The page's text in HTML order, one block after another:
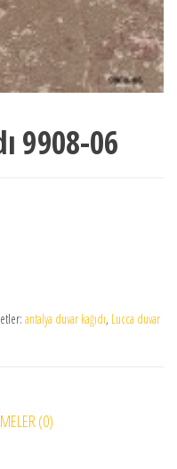
9908-06
antalya duvar kağıdı, Lucca duvar
(0)